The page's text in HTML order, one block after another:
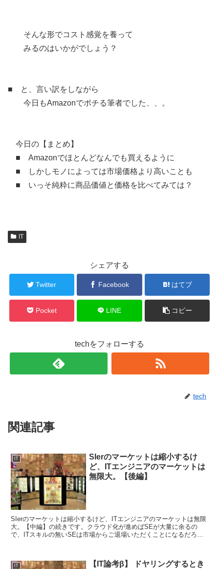
そんな形でコスト感覚を養って
みるのはいかがでしょう？
■ と、言い訳をしながら
今日もAmazonでポチる筆者でした、、。
今日の【まとめ】
■ Amazonでほとんどなんでも買えるように
■ しかしモノによっては市場価格より高いことも
■ いっそ純粋に商品価値と価格を比べてみては？
IT
シェアする
Twitter Facebook はてブ
Pocket LINE コピー
techをフォローする
tech
関連記事
IT
SIerのマーケットは縮小するけ
ど、ITエンジニアのマーケットは
無限大。【後編】
SIerのマーケットは縮小するけど、ITエンジニアのマーケットは無限
大。【中編】の続きです。クラウド化が進めばSEが大量に余るの
で、ITスキルの無いSEは市場からご退場いただくことになるだろ
IT
【IT論考β】 ドヤリングするとき